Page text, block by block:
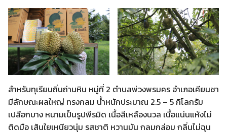
สำหรับทุเรียนถิ่นถ่านหิน หมู่ที่ 2 ตำบลพ่วงพรมคร อำเภอเคียนซา
มีลักษณะผลใหญ่ ทรงกลม น้ำหนักประมาณ 2.5 – 5 กิโลกรัม
เปลือกบาง หนามเป็นรูปพีรมิด เนื้อสีเหลืองนวล เนื้อแน่นแห้งไม่
ติดมือ เส้นใยเหนียวนุ่ม รสชาติ หวานมัน กลมกล่อม กลิ่นไม่ฉุน